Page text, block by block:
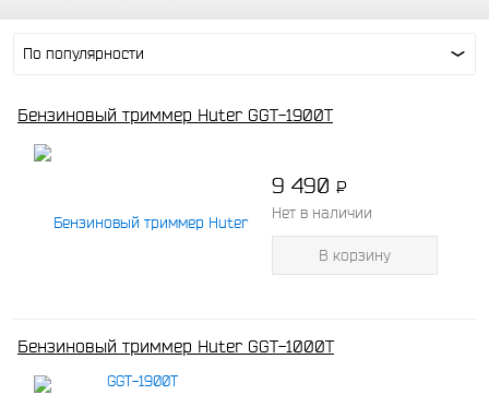
По популярности
Бензиновый триммер Huter GGT-1900Т
9 490 P
-
Нет в наличии
В корзину
Бензиновый триммер Huter GGT-1000Т